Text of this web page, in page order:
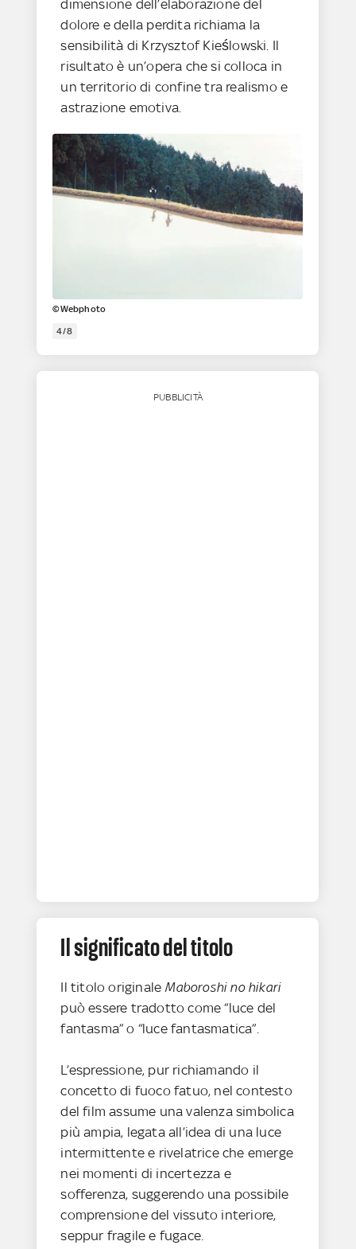
dimensione dell’elaborazione del
dolore e della perdita richiama la
sensibilità di Krzysztof Kieślowski. Il
risultato è un’opera che si colloca in
un territorio di confine tra realismo e
astrazione emotiva.
©Webphoto
4/8
PUBBLICITÀ
Il significato del titolo
Il titolo originaleMaboroshi no hikari
può essere tradotto come “luce del
fantasma” o “luce fantasmatica”.
L’espressione, pur richiamando il
concetto di fuoco fatuo, nel contesto
del film assume una valenza simbolica
più ampia, legata all’idea di una luce
intermittente e rivelatrice che emerge
nei momenti di incertezza e
sofferenza, suggerendo una possibile
comprensione del vissuto interiore,
seppur fragile e fugace.